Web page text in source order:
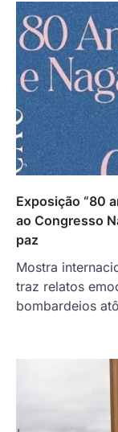
Exposição “80
ao Congresso
paz
Mostra
traz relatos
bombardeios